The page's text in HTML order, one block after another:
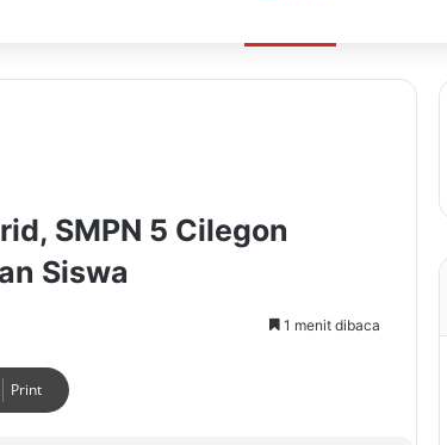
SMPN 5 Cilegon
Siswa
1 menit dibaca
Print